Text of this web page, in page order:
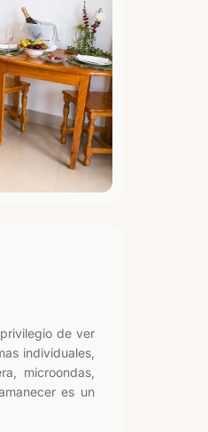
de ver
individuales,
microondas,
es un